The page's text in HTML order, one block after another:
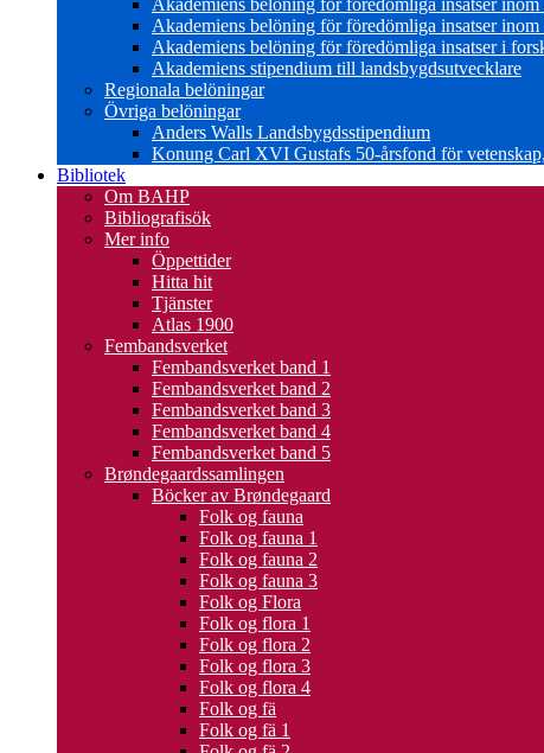
Akademiens belöning för föredömliga insatser
Akademiens belöning för föredömliga insatser
Akademiens belöning för föredömliga insatser i
Akademiens stipendium till landsbygdsutvecklare
Regionala belöningar
Övriga belöningar
Anders Walls Landsbygdsstipendium
Konung Carl XVI Gustafs 50-årsfond för
Bibliotek
Om BAHP
Bibliografisök
Mer info
Öppettider
Hitta hit
Tjänster
Atlas 1900
Fembandsverket
Fembandsverket band 1
Fembandsverket band 2
Fembandsverket band 3
Fembandsverket band 4
Fembandsverket band 5
Brøndegaardssamlingen
Böcker av Brøndegaard
Folk og fauna
Folk og fauna 1
Folk og fauna 2
Folk og fauna 3
Folk og Flora
Folk og flora 1
Folk og flora 2
Folk og flora 3
Folk og flora 4
Folk og fä
Folk og fä 1